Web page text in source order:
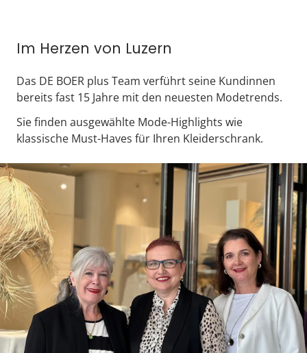
Im Herzen von Luzern
Das DE BOER plus Team verführt seine Kundinnen
bereits fast 15 Jahre mit den neuesten Modetrends.
Sie finden ausgewählte Mode-Highlights wie
klassische Must-Haves für Ihren Kleiderschrank.